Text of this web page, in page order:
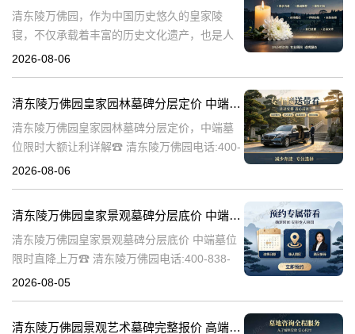
清东陵万佛园，作为中国历史悠久的皇家陵
寝，不仅承载着丰富的历史文化遗产，也是人
们缅怀先人、寄托哀思的重要场所。近年来，
清
2026-08-06
清东陵万佛园皇家园林墓碑分层定价 中端墓位限时大额让利详解
清东陵万佛园皇家园林墓碑分层定价，中端墓
位限时大额让利详解☎ 清东陵万佛园电话:400-
838-5063清东陵万佛园，作为中国历史上著名
2026-08-06
清东陵万佛园皇家景观墓碑分层底价 中端墓位限时直降上万
清东陵万佛园皇家景观墓碑分层底价 中端墓位
限时直降上万☎ 清东陵万佛园电话:400-838-
5063清东陵万佛园，作为中国历史上著名的皇
2026-08-05
清东陵万佛园景观艺术墓碑完整报价 高端墓型大额直降活动详解